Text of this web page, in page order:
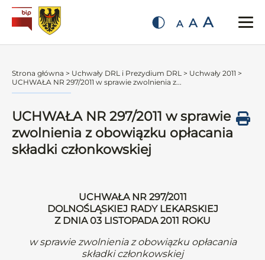
A A A
Strona główna > Uchwały DRL i Prezydium DRL > Uchwały 2011 >
UCHWAŁA NR 297/2011 w sprawie zwolnienia z...
UCHWAŁA NR 297/2011 w sprawie
zwolnienia z obowiązku opłacania
składki członkowskiej
UCHWAŁA NR 297/2011
DOLNOŚLĄSKIEJ RADY LEKARSKIEJ
Z DNIA 03 LISTOPADA 2011 ROKU
w sprawie zwolnienia z obowiązku opłacania
składki członkowskiej